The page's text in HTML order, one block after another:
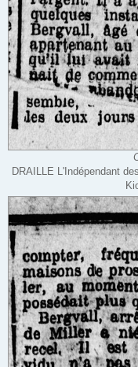
DRAILLE L'Indépendant